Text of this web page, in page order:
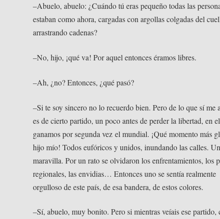
–Abuelo, abuelo: ¿Cuándo tú eras pequeño todas las
estaban como ahora, cargadas con argollas colgadas del
arrastrando cadenas?
–No, hijo, ¡qué va! Por aquel entonces éramos libres.
–Ah, ¿no? Entonces, ¿qué pasó?
–Si te soy sincero no lo recuerdo bien. Pero de lo que sí me
es de cierto partido, un poco antes de perder la libertad, en
ganamos por segunda vez el mundial. ¡Qué momento más
hijo mío! Todos eufóricos y unidos, inundando las calles.
maravilla. Por un rato se olvidaron los enfrentamientos, los
regionales, las envidias… Entonces uno se sentía realmente
orgulloso de este país, de esa bandera, de estos colores.
–Sí, abuelo, muy bonito. Pero si mientras veíais ese partido,